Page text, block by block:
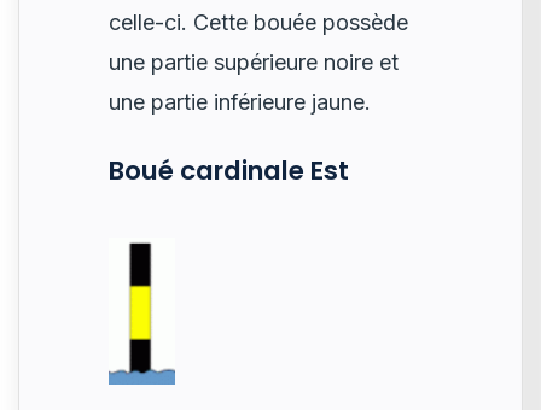
celle-ci. Cette bouée possède
une partie supérieure noire et
une partie inférieure jaune.
Boué cardinale Est